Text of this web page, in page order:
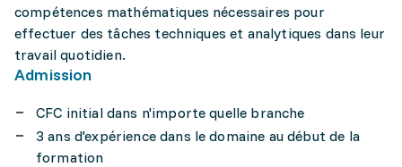
compétences mathématiques nécessaires pour
effectuer des tâches techniques et analytiques dans leur
travail quotidien.
Admission
CFC initial dans n'importe quelle branche
3 ans d'expérience dans le domaine au début de la
formation